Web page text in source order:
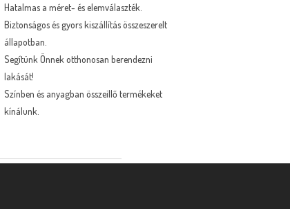
Hatalmas a méret- és elemválaszték.
Biztonságos és gyors kiszállítás összeszerelt
állapotban.
Segítünk Önnek otthonosan berendezni
lakását!
Színben és anyagban összeillő termékeket
kínálunk.